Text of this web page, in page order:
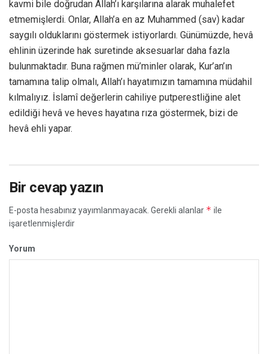
kavmi bile doğrudan Allah’ı karşılarına alarak muhalefet
etmemişlerdi. Onlar, Allah’a en az Muhammed (sav) kadar
saygılı olduklarını göstermek istiyorlardı. Günümüzde, hevâ
ehlinin üzerinde hak suretinde aksesuarlar daha fazla
bulunmaktadır. Buna rağmen mü’minler olarak, Kur’an’ın
tamamına talip olmalı, Allah’ı hayatımızın tamamına müdahil
kılmalıyız. İslamî değerlerin cahiliye putperestliğine alet
edildiği hevâ ve heves hayatına rıza göstermek, bizi de
hevâ ehli yapar.
Bir cevap yazın
E-posta hesabınız yayımlanmayacak. Gerekli alanlar * ile
işaretlenmişlerdir
Yorum